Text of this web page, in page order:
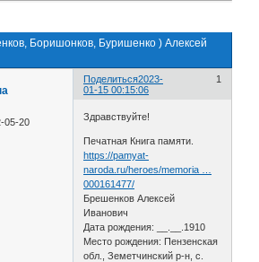
Боришонков, Буришенко ) Алексей
Поделиться 1
2023-
01-15 00:15:06
05-20
Здравствуйте!
Печатная Книга памяти.
https://pamyat-
naroda.ru/heroes/memoria …
000161477/
Брешенков Алексей
Иванович
Дата рождения: __.__.1910
Место рождения: Пензенская
обл., Земетчинский р-н, с.